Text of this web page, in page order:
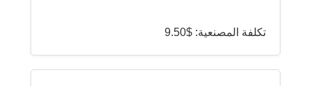
تكلفة المصنعية: $9.50